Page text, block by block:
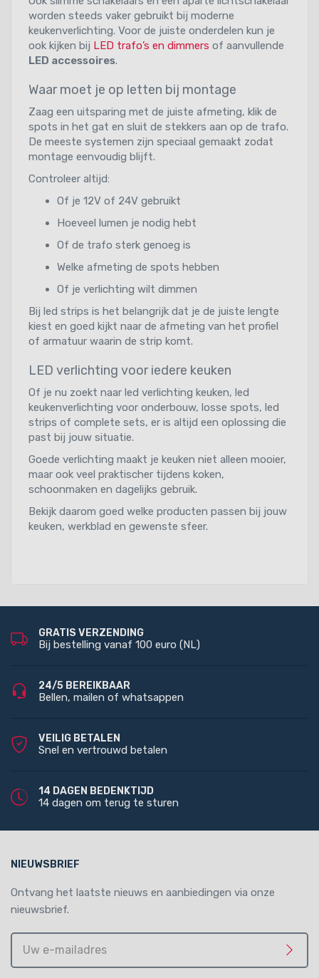
worden steeds vaker gebruikt bij moderne
keukenverlichting. Voor de juiste onderdelen kun je
ook kijken bij LED trafo’s en dimmers of aanvullende
LED accessoires.
Waar moet je op letten bij montage
Zaag een uitsparing met de juiste afmeting, klik de
spots in het gat en sluit de stekkers aan op de trafo.
De meeste systemen zijn speciaal gemaakt zodat
montage eenvoudig blijft.
Controleer altijd:
Of je 12V of 24V gebruikt
Hoeveel lumen je nodig hebt
Of de trafo sterk genoeg is
Welke afmeting de spots hebben
Of je verlichting wilt dimmen
Bij led strips is het belangrijk dat je de juiste lengte
kiest en goed kijkt naar de afmeting van het profiel
of armatuur waarin de strip komt.
LED verlichting voor iedere keuken
Of je nu zoekt naar led verlichting keuken, led
keukenverlichting voor onderbouw, losse spots, led
strips of complete sets, er is altijd een oplossing die
past bij jouw situatie.
Goede verlichting maakt je keuken niet alleen mooier,
maar ook veel praktischer tijdens koken,
schoonmaken en dagelijks gebruik.
Bekijk daarom goed welke producten passen bij jouw
keuken, werkblad en gewenste sfeer.
GRATIS VERZENDING
Bij bestelling vanaf 100 euro (NL)
24/5 BEREIKBAAR
Bellen, mailen of whatsappen
VEILIG BETALEN
Snel en vertrouwd betalen
14 DAGEN BEDENKTIJD
14 dagen om terug te sturen
NIEUWSBRIEF
Ontvang het laatste nieuws en aanbiedingen via onze
nieuwsbrief.
Meld